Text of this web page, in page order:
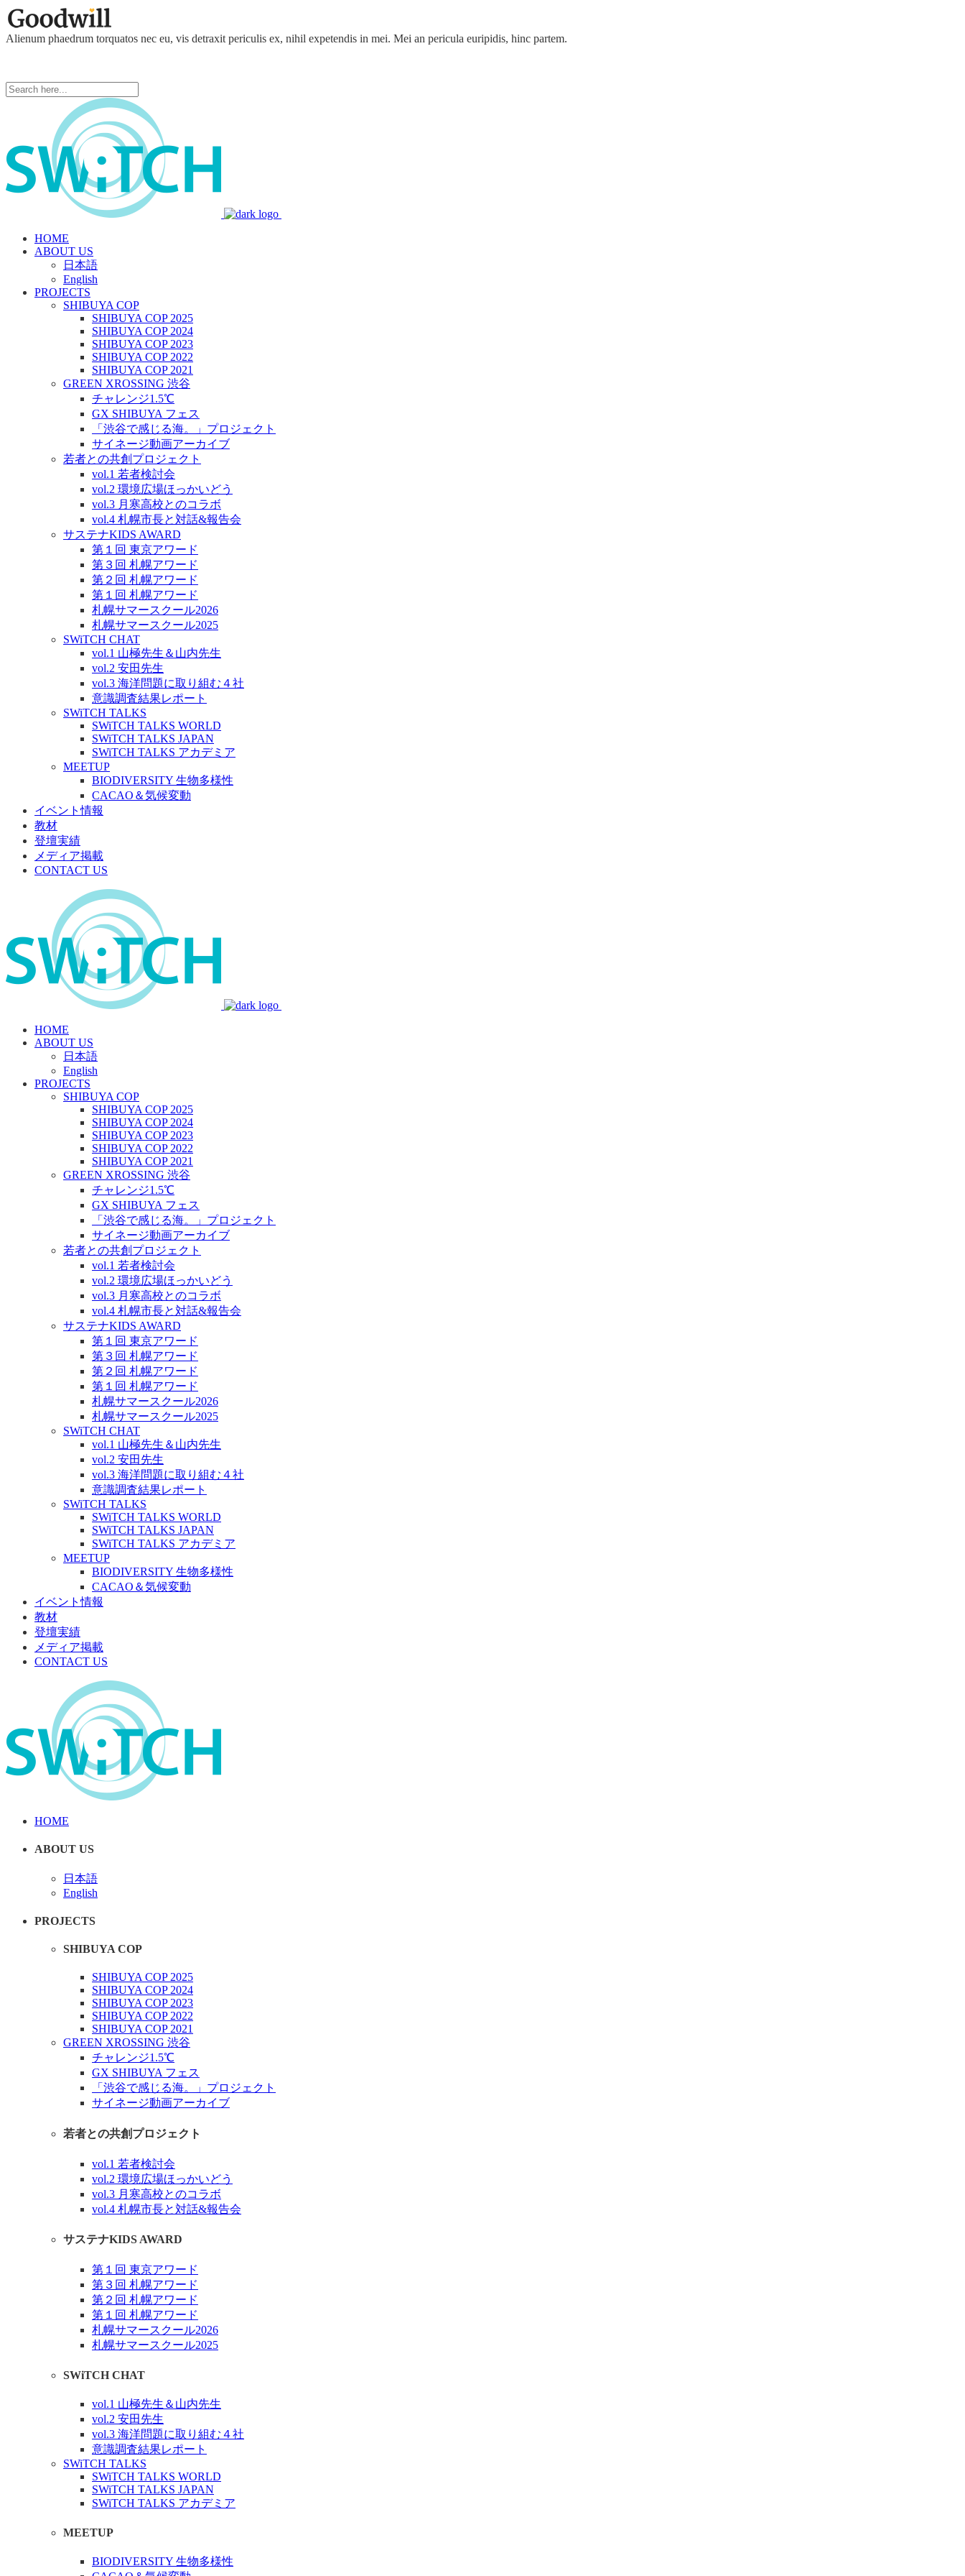
Alienum phaedrum torquatos nec eu, vis detraxit periculis ex, nihil expetendis in mei. Mei an pericula euripidis, hinc partem.
HOME
ABOUT US
日本語
English
PROJECTS
SHIBUYA COP
SHIBUYA COP 2025
SHIBUYA COP 2024
SHIBUYA COP 2023
SHIBUYA COP 2022
SHIBUYA COP 2021
GREEN XROSSING 渋谷
チャレンジ1.5℃
GX SHIBUYA フェス
「渋谷で感じる海。」プロジェクト
サイネージ動画アーカイブ
若者との共創プロジェクト
vol.1 若者検討会
vol.2 環境広場ほっかいどう
vol.3 月寒高校とのコラボ
vol.4 札幌市長と対話&報告会
サステナKIDS AWARD
第１回 東京アワード
第３回 札幌アワード
第２回 札幌アワード
第１回 札幌アワード
札幌サマースクール2026
札幌サマースクール2025
SWiTCH CHAT
vol.1 山極先生＆山内先生
vol.2 安田先生
vol.3 海洋問題に取り組む４社
意識調査結果レポート
SWiTCH TALKS
SWiTCH TALKS WORLD
SWiTCH TALKS JAPAN
SWiTCH TALKS アカデミア
MEETUP
BIODIVERSITY 生物多様性
CACAO＆気候変動
イベント情報
教材
登壇実績
メディア掲載
CONTACT US
HOME
ABOUT US
日本語
English
PROJECTS
SHIBUYA COP
SHIBUYA COP 2025
SHIBUYA COP 2024
SHIBUYA COP 2023
SHIBUYA COP 2022
SHIBUYA COP 2021
GREEN XROSSING 渋谷
チャレンジ1.5℃
GX SHIBUYA フェス
「渋谷で感じる海。」プロジェクト
サイネージ動画アーカイブ
若者との共創プロジェクト
vol.1 若者検討会
vol.2 環境広場ほっかいどう
vol.3 月寒高校とのコラボ
vol.4 札幌市長と対話&報告会
サステナKIDS AWARD
第１回 東京アワード
第３回 札幌アワード
第２回 札幌アワード
第１回 札幌アワード
札幌サマースクール2026
札幌サマースクール2025
SWiTCH CHAT
vol.1 山極先生＆山内先生
vol.2 安田先生
vol.3 海洋問題に取り組む４社
意識調査結果レポート
SWiTCH TALKS
SWiTCH TALKS WORLD
SWiTCH TALKS JAPAN
SWiTCH TALKS アカデミア
MEETUP
BIODIVERSITY 生物多様性
CACAO＆気候変動
イベント情報
教材
登壇実績
メディア掲載
CONTACT US
HOME
ABOUT US
日本語
English
PROJECTS
SHIBUYA COP
SHIBUYA COP 2025
SHIBUYA COP 2024
SHIBUYA COP 2023
SHIBUYA COP 2022
SHIBUYA COP 2021
GREEN XROSSING 渋谷
チャレンジ1.5℃
GX SHIBUYA フェス
「渋谷で感じる海。」プロジェクト
サイネージ動画アーカイブ
若者との共創プロジェクト
vol.1 若者検討会
vol.2 環境広場ほっかいどう
vol.3 月寒高校とのコラボ
vol.4 札幌市長と対話&報告会
サステナKIDS AWARD
第１回 東京アワード
第３回 札幌アワード
第２回 札幌アワード
第１回 札幌アワード
札幌サマースクール2026
札幌サマースクール2025
SWiTCH CHAT
vol.1 山極先生＆山内先生
vol.2 安田先生
vol.3 海洋問題に取り組む４社
意識調査結果レポート
SWiTCH TALKS
SWiTCH TALKS WORLD
SWiTCH TALKS JAPAN
SWiTCH TALKS アカデミア
MEETUP
BIODIVERSITY 生物多様性